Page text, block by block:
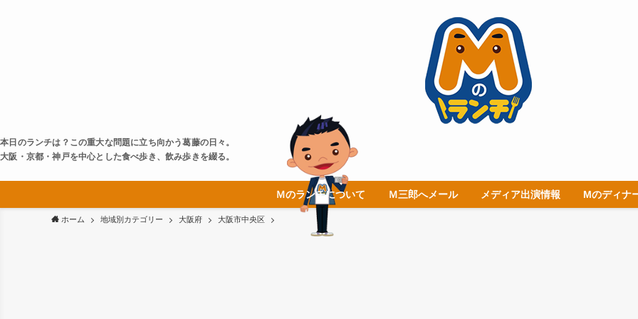
本日のランチは？この重大な問題に立ち向かう葛藤の日々。
大阪・京都・神戸を中心とした食べ歩き、飲み歩きを綴る。
Ｍのランチについて Ｍ三郎へメール メディア出演情報 Mのディナ
ホーム 地域別カテゴリー 大阪府 大阪市中央区